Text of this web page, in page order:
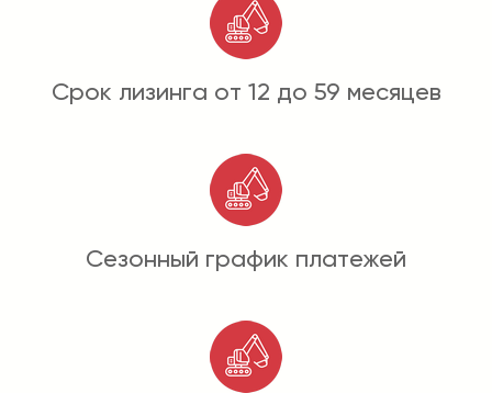
Срок лизинга от 12 до 59 месяцев
Сезонный график платежей